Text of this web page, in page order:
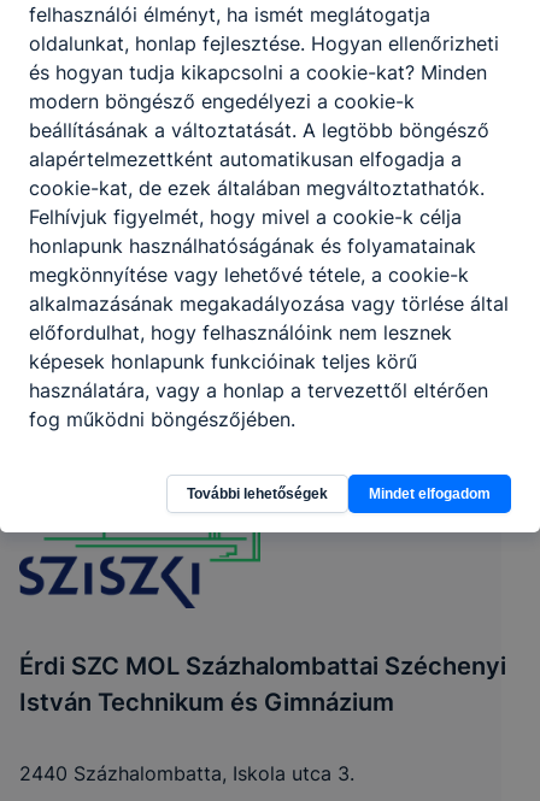
Érdi SZC MOL Százhalombattai Széchenyi
István Technikum és Gimnázium
2440 Százhalombatta, Iskola utca 3.
felhasználói élményt, ha ismét meglátogatja
oldalunkat, honlap fejlesztése. Hogyan ellenőrizheti
és hogyan tudja kikapcsolni a cookie-kat? Minden
modern böngésző engedélyezi a cookie-k
beállításának a változtatását. A legtöbb böngésző
alapértelmezettként automatikusan elfogadja a
cookie-kat, de ezek általában megváltoztathatók.
Felhívjuk figyelmét, hogy mivel a cookie-k célja
honlapunk használhatóságának és folyamatainak
megkönnyítése vagy lehetővé tétele, a cookie-k
alkalmazásának megakadályozása vagy törlése által
előfordulhat, hogy felhasználóink nem lesznek
képesek honlapunk funkcióinak teljes körű
használatára, vagy a honlap a tervezettől eltérően
fog működni böngészőjében.
További lehetőségek Mindet elfogadom